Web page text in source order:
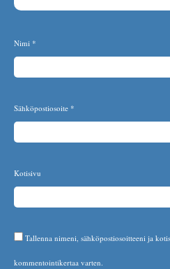
Nimi *
Sähköpostiosoite *
Kotisivu
Tallenna nimeni, sähköpostiosoitteeni ja
kommentointikertaa varten.